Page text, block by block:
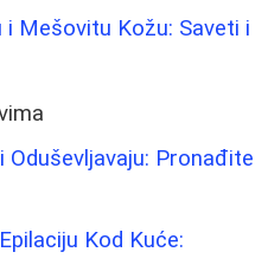
Mešovitu Kožu: Saveti i
Pronađite
Kod Kuće: